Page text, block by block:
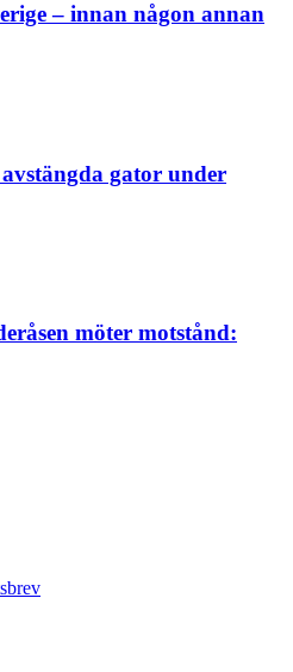
– innan någon annan
gator under
möter motstånd: